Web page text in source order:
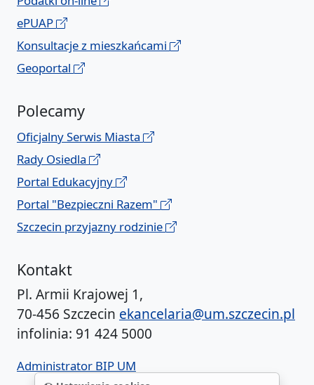
ePUAP
Konsultacje z mieszkańcami
Geoportal
Polecamy
Oficjalny Serwis Miasta
Rady Osiedla
Portal Edukacyjny
Portal "Bezpieczni Razem"
Szczecin przyjazny rodzinie
Kontakt
Pl. Armii Krajowej 1,
70-456 Szczecin ekancelaria@um.szczecin.pl
infolinia: 91 424 5000
Administrator BIP UM